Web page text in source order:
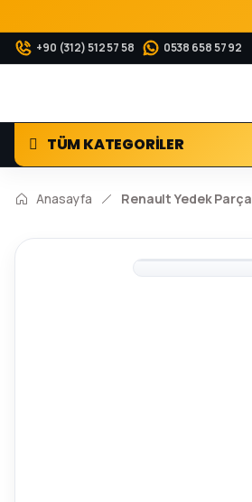
+90 (312) 512 57 58 0538 658 57 92
TÜM KATEGORİLER
Anasayfa Renault Yedek Parça